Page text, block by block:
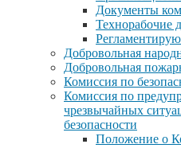
Документы
Технорабочие
Добровольная
Добровольная
Комиссия по
Комиссия по
чрезвычайных
безопасности
Положение о